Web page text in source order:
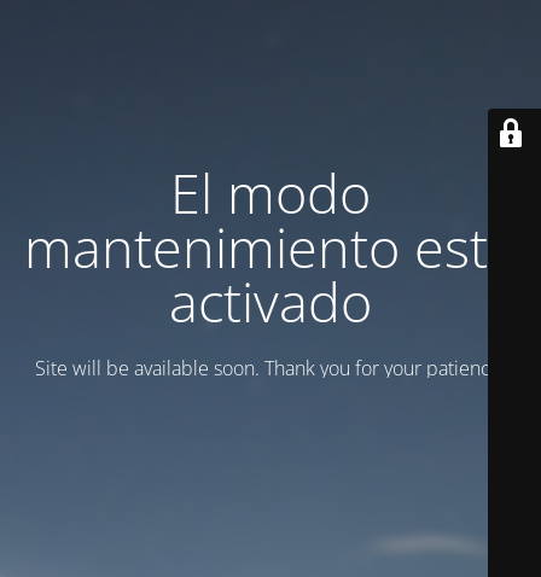
El modo
mantenimiento está
activado
Site will be available soon. Thank you for your patience!